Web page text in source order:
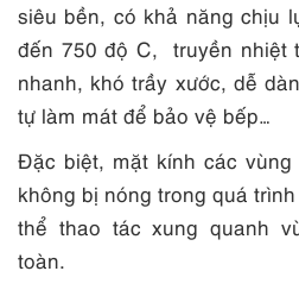
siêu bền, có khả năng chịu
đến 750 độ C, truyền nhiệt
nhanh, khó trầy xước, dễ
tự làm mát để bảo vệ bếp…
Đặc biệt, mặt kính các
không bị nóng trong quá
thể thao tác xung quanh
toàn.